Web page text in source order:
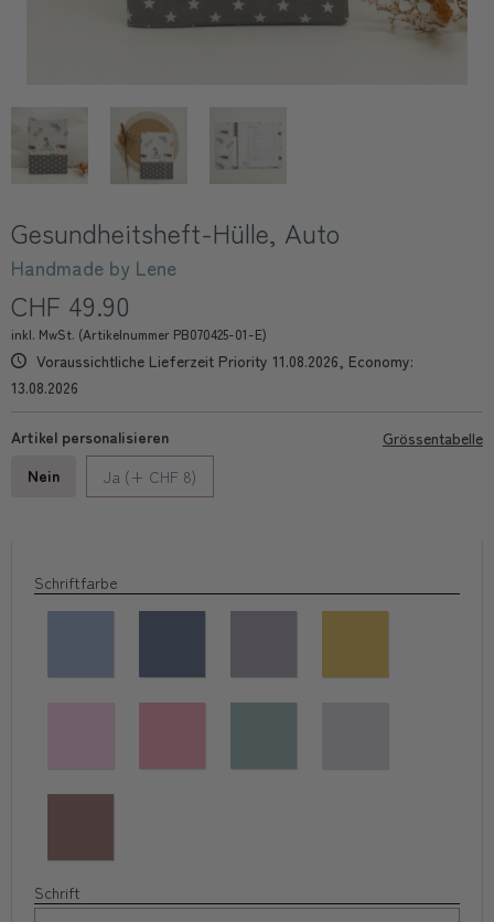
Gesundheitsheft-Hülle, Auto
Handmade by Lene
CHF 49.90
inkl. MwSt. (Artikelnummer PB070425-01-E)
Voraussichtliche Lieferzeit Priority 11.08.2026, Economy:
13.08.2026
Grössentabelle
Artikel personalisieren
Nein
Ja (+ CHF 8)
Schriftfarbe
Schrift